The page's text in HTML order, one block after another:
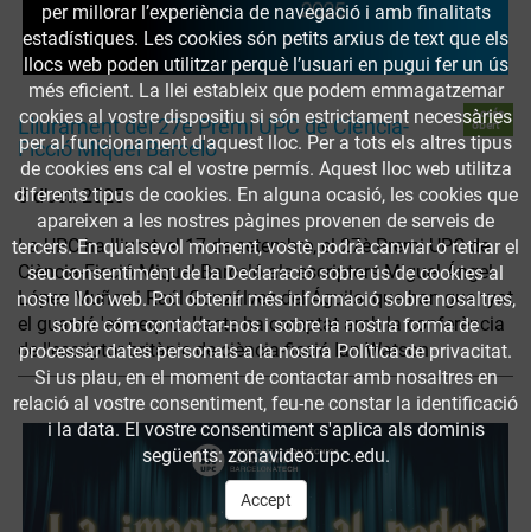
Lliurament del 27è Premi UPC de Ciència-
Ficció Miquel Barceló
Accés
obert
8 d’oct. 2025
La UPC ha lliurat, el 17 de setembre, el 27è Premi UPC de
Ciència-Ficció Miquel Barceló als escriptors Miguel Ángel
López Muñoz i Raúl Gonzálvez del Águila, que han guanyat
el guardó 'ex aequo'. L’acte ha comptat amb la conferència
de l'escriptor britànic de ciència-ficció Ian Watson.
per millorar l’experiència de navegació i amb finalitats
estadístiques. Les cookies són petits arxius de text que els
llocs web poden utilitzar perquè l’usuari en pugui fer un ús
més eficient. La llei estableix que podem emmagatzemar
cookies al vostre dispositiu si són estrictament necessàries
per al funcionament d'aquest lloc. Per a tots els altres tipus
de cookies ens cal el vostre permís. Aquest lloc web utilitza
diferents tipus de cookies. En alguna ocasió, les cookies que
apareixen a les nostres pàgines provenen de serveis de
tercers. En qualsevol moment, vostè podrà canviar o retirar el
seu consentiment de la Declaració sobre ús de cookies al
nostre lloc web. Pot obtenir més informació sobre nosaltres,
sobre cóm contactar-nos i sobre la nostra forma de
processar dates personals a la nostra Política de privacitat.
Si us plau, en el moment de contactar amb nosaltres en
relació al vostre consentiment, feu-ne constar la identificació
i la data. El vostre consentiment s'aplica als dominis
següents: zonavideo.upc.edu.
Accept